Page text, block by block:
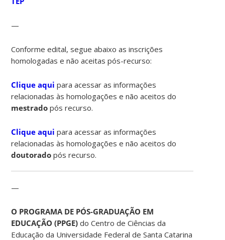
—
Conforme edital, segue abaixo as inscrições
homologadas e não aceitas pós-recurso:
Clique aqui para acessar as informações
relacionadas às homologações e não aceitos do
mestrado pós recurso.
Clique aqui para acessar as informações
relacionadas às homologações e não aceitos do
doutorado pós recurso.
—
O PROGRAMA DE PÓS-GRADUAÇÃO EM
EDUCAÇÃO (PPGE) do Centro de Ciências da
Educação da Universidade Federal de Santa Catarina